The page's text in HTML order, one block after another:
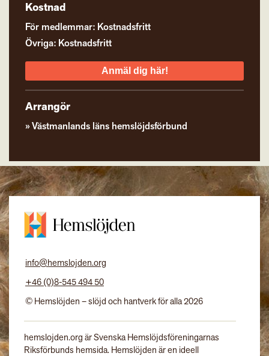
Kostnad
För medlemmar: Kostnadsfritt
Övriga: Kostnadsfritt
Anmäl dig här!
Arrangör
Västmanlands läns hemslöjdsförbund
info@hemslojden.org
+46 (0)8-545 494 50
© Hemslöjden – slöjd och hantverk för alla 2026
hemslojden.org är Svenska Hemslöjdsföreningarnas
Riksförbunds hemsida. Hemslöjden är en ideell